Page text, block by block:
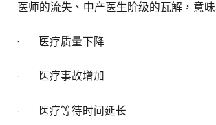
医师的流失、中产医生阶级的瓦解，意味
· 医疗质量下降
· 医疗事故增加
· 医疗等待时间延长